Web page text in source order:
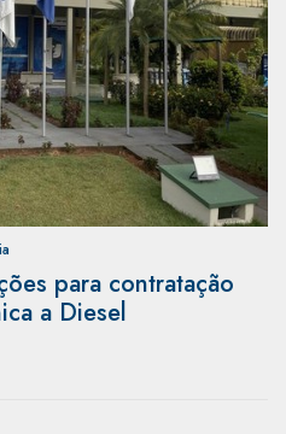
para contratação
a Diesel